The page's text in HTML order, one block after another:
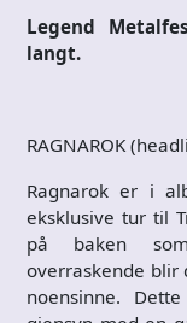
Legend
langt.
RAGNAROK
Ragnarok er i
eksklusive tur til
på baken
overraskende blir
noensinne.